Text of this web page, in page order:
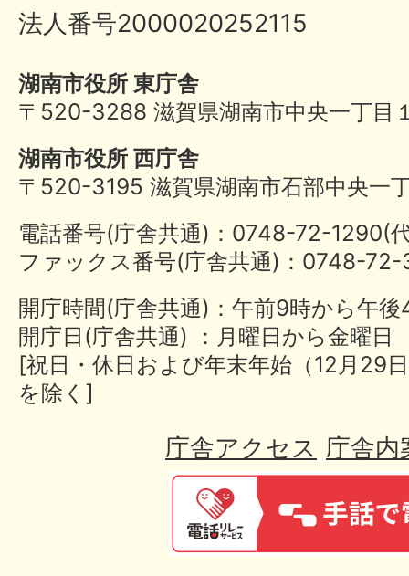
法人番号2000020252115
湖南市役所 東庁舎
〒520-3288 滋賀県湖南市中央一丁目
湖南市役所 西庁舎
〒520-3195 滋賀県湖南市石部中央一
電話番号(庁舎共通)：0748-72-
ファックス番号(庁舎共通)：0748-
開庁時間(庁舎共通)：午前9時から午
開庁日(庁舎共通) ：月曜日から金曜日
[祝日・休日および年末年始（12月29
を除く]
庁舎アクセス 庁舎内